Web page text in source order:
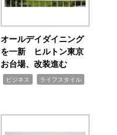
オールデイダイニング
を一新 ヒルトン東京
お台場、改装進む
ビジネス ライフスタイル